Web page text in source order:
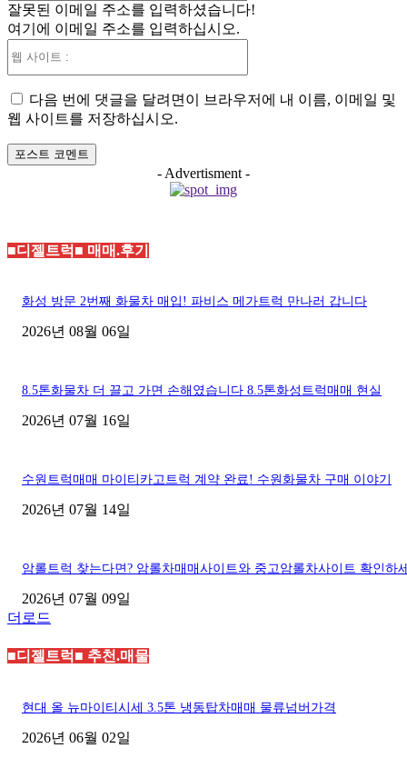
일
잘못된 이메일 주소를 입력하셨습니다!
여기에 이메일 주소를 입력하십시오.
트
다음 번에 댓글을 달려면이 브라우저에 내 이름, 이메일 및
웹 사이트를 저장하십시오.
- Advertisment -
■디젤트럭■ 매매.후기
화성 방문 2번째 화물차 매입! 파비스 메가트럭 만나러 갑니다
2026년 08월 06일
8.5톤화물차 더 끌고 가면 손해였습니다 8.5톤화성트럭매매 현실
2026년 07월 16일
수원트럭매매 마이티카고트럭 계약 완료! 수원화물차 구매 이야기
2026년 07월 14일
암롤트럭 찾는다면? 암롤차매매사이트와 중고암롤차사이트 확인하
2026년 07월 09일
더로드
■디젤트럭■ 추천.매물
현대 올 뉴마이티시세 3.5톤 냉동탑차매매 물류넘버가격
2026년 06월 02일